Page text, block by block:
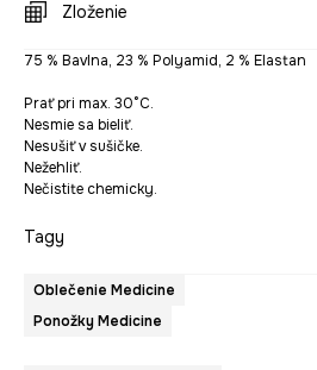
Zloženie
75 % Bavlna, 23 % Polyamid, 2 % Elastan
Prať pri max. 30°C.
Nesmie sa bieliť.
Nesušiť v sušičke.
Nežehliť.
Nečistite chemicky.
Tagy
Oblečenie Medicine
Ponožky Medicine